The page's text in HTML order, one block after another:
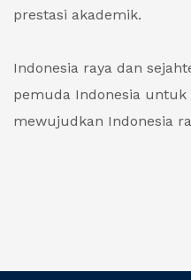
prestasi akademik.
Indonesia raya dan
pemuda Indonesia
mewujudkan Indonesia